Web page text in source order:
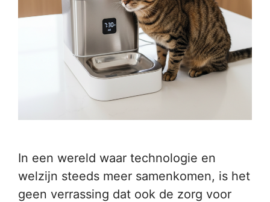
In een wereld waar technologie en
welzijn steeds meer samenkomen, is het
geen verrassing dat ook de zorg voor